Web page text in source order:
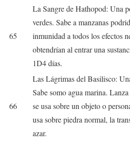
65
La Sangre de Hathopod: Una
verdes. Sabe a manzanas
inmunidad a todos los efectos
obtendrían al entrar una
1D4 días.
66
Las Lágrimas del Basilisco:
Sabe somo agua marina.
se usa sobre un objeto o
usa sobre piedra normal, la
azar.